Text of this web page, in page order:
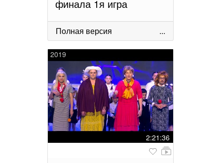
финала 1я игра
Полная версия ...
2019
2:21:36